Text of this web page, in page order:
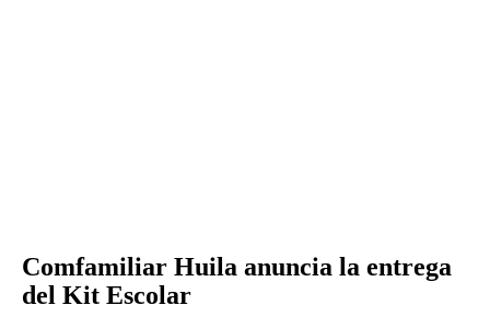
Comfamiliar Huila anuncia la entrega
del Kit Escolar